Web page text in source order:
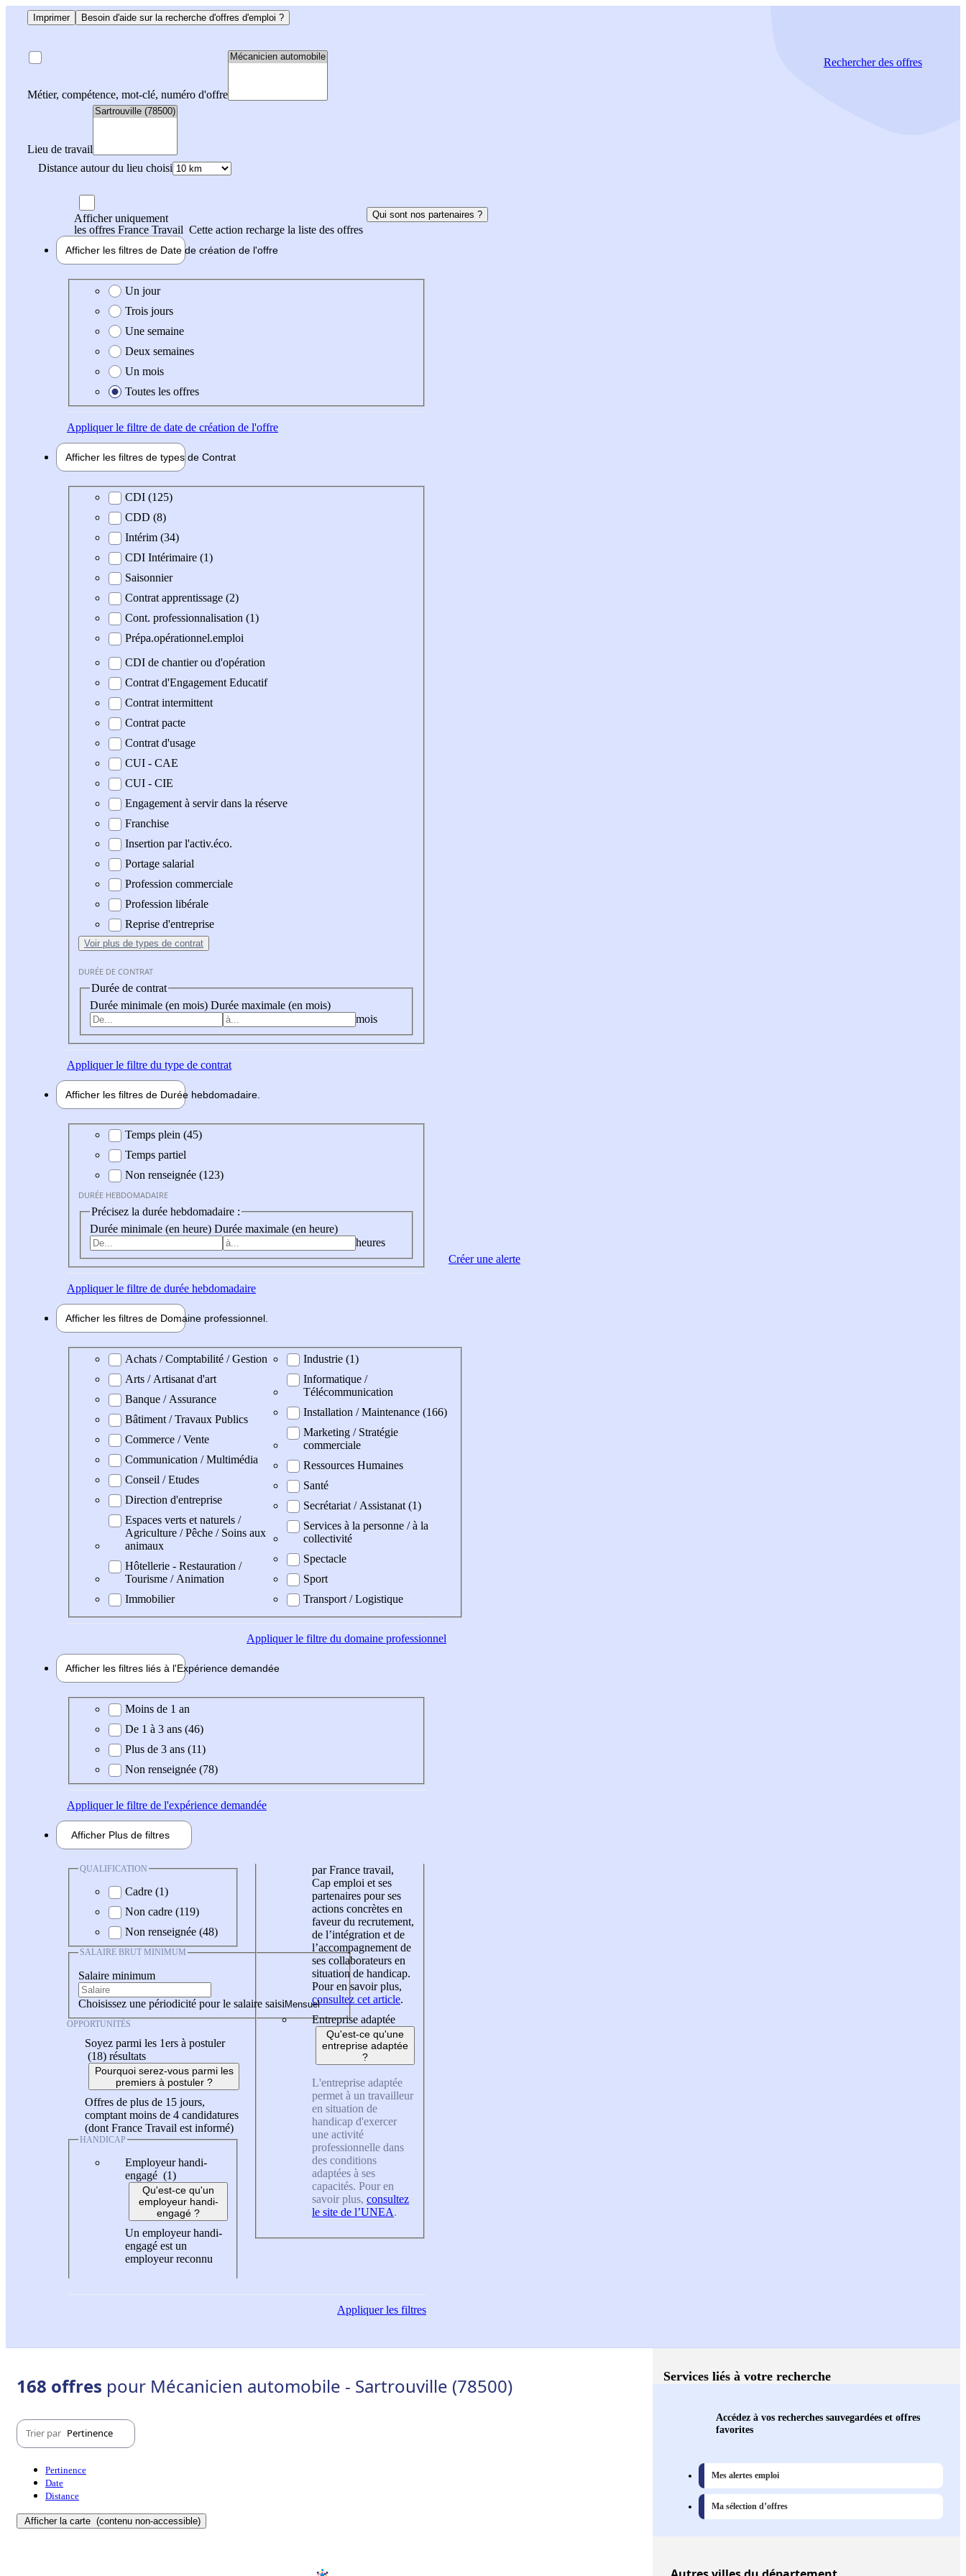
Imprimer Besoin d'aide sur la recherche d'offres d'emploi ?
Métier, compétence, mot-clé, numéro d'offre
Lieu de travail
Distance autour du lieu choisi
Rechercherdes offres
Afficher uniquement
les offres France Travail Cette action recharge la liste des offres
Qui sont nos partenaires ?
Afficher les filtres de Date de création de l'offre
Date de création de l'offre
Un jour
Trois jours
Une semaine
Deux semaines
Un mois
Toutes les offres
Appliquerle filtre de date de création de l'offre
Afficher les filtres de types de Contrat
Type de contratCDI (125)
CDD (8)
Intérim (34)
CDI Intérimaire (1)
Saisonnier
Contrat apprentissage (2)
Cont. professionnalisation (1)
Prépa.opérationnel.emploi
CDI de chantier ou d'opération
Contrat d'Engagement Educatif
Contrat intermittent
Contrat pacte
Contrat d'usage
CUI - CAE
CUI - CIE
Engagement à servir dans la réserve
Franchise
Insertion par l'activ.éco.
Portage salarial
Profession commerciale
Profession libérale
Reprise d'entreprise
Voir plus de types de contrat
DURÉE DE CONTRAT
Durée de contrat
Durée minimale (en mois) Durée maximale (en mois)
mois
Appliquerle filtre du type de contrat
Afficher les filtres de Durée hebdomadaire
Durée hebdomadaire
Temps plein (45)
Temps partiel
Non renseignée (123)
DURÉE HEBDOMADAIRE
Précisez la durée hebdomadaire :
Durée minimale (en heure) Durée maximale (en heure)
heures
Appliquerle filtre de durée hebdomadaire
Afficher les filtres de Domaine professionnel
Domaine professionel
Achats / Comptabilité / Gestion
Arts / Artisanat d'art
Banque / Assurance
Bâtiment / Travaux Publics
Commerce / Vente
Communication / Multimédia
Conseil / Etudes
Direction d'entreprise
Espaces verts et naturels /
Agriculture / Pêche / Soins aux
animaux
Hôtellerie - Restauration /
Tourisme / Animation
Immobilier
Industrie (1)
Informatique /
Télécommunication
Installation / Maintenance (166)
Marketing / Stratégie
commerciale
Ressources Humaines
Santé
Secrétariat / Assistanat (1)
Services à la personne / à la
collectivité
Spectacle
Sport
Transport / Logistique
Appliquerle filtre du domaine professionnel
Afficher les filtres liés à l'Expérience demandée
Expérience demandée
Moins de 1 an
De 1 à 3 ans (46)
Plus de 3 ans (11)
Non renseignée (78)
Appliquerle filtre de l'expérience demandée
Afficher Plus de filtres
QUALIFICATION
Cadre (1)
Non cadre (119)
Non renseignée (48)
SALAIRE BRUT MINIMUM
Salaire minimum
Choisissez une périodicité pour le salaire saisi
OPPORTUNITÉS
Soyez parmi les 1ers à postuler
(18) résultats
Pourquoi serez-vous parmi les
premiers à postuler ?
Offres de plus de 15 jours,
comptant moins de 4 candidatures
(dont France Travail est informé)
HANDICAP
Employeur handi-
engagé (1)
Qu'est-ce qu'un
employeur handi-
engagé ?
Un employeur handi-
engagé est un
employeur reconnu
par France travail,
Cap emploi et ses
partenaires pour ses
actions concrètes en
faveur du recrutement,
de l’intégration et de
l’accompagnement de
ses collaborateurs en
situation de handicap.
Pour en savoir plus,
consultez cet article.
Entreprise adaptée
Qu'est-ce qu'une
entreprise adaptée
?
L'entreprise adaptée
permet à un travailleur
en situation de
handicap d'exercer
une activité
professionnelle dans
des conditions
adaptées à ses
capacités. Pour en
savoir plus, consultez
le site de l’UNEA.
Appliquerles filtres
Créer une alerte
168 offres pour Mécanicien automobile - Sartrouville (78500)
Trier par Pertinence
Pertinence
Date
Distance
Afficher la carte (contenu non-accessible)
Services liés à votre recherche
Accédez à vos recherches sauvegardées et offres
favorites
Mes alertes emploi
Ma sélection d’offres